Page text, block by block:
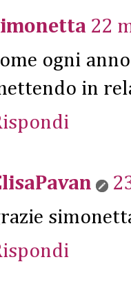
22
ogni
in